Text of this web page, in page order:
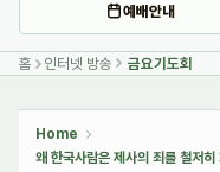
예배안내
홈 인터넷 방송 금요기도회
Home
왜 한국사람은 제사의 죄를 철